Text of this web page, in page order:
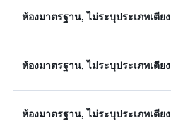
ห้องมาตรฐาน, ไม่ระบุประเภทเตียง
ห้องมาตรฐาน, ไม่ระบุประเภทเตียง
ห้องมาตรฐาน, ไม่ระบุประเภทเตียง